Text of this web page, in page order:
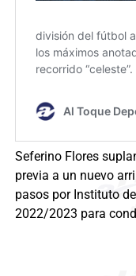
Seferino Flores
previa a un nuevo
pasos por Instituto
2022/2023 para